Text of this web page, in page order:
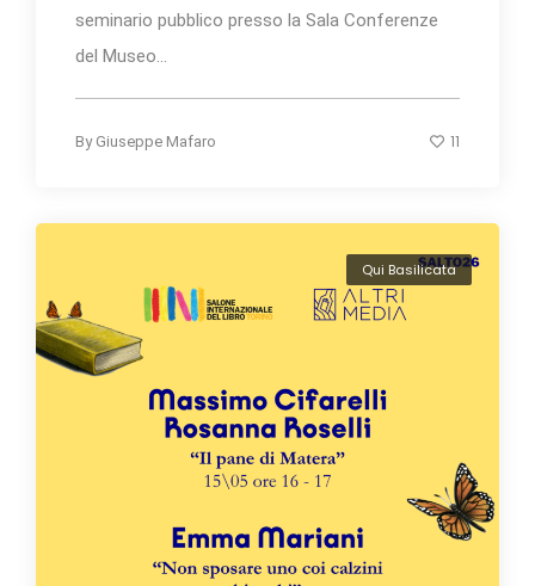
seminario pubblico presso la Sala Conferenze
del Museo...
By Giuseppe Mafaro 11
Qui Basilicata